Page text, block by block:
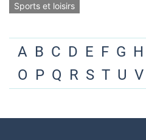
Sports et loisirs
A B C D E F G H
O P Q R S T U V